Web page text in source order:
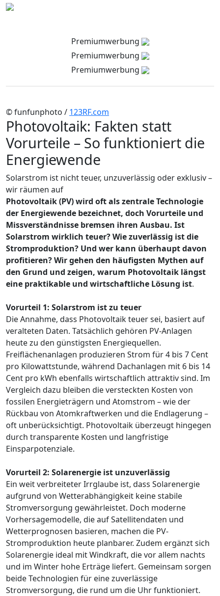
Premiumwerbung
Premiumwerbung
Premiumwerbung
© funfunphoto / 123RF.com
Photovoltaik: Fakten statt
Vorurteile – So funktioniert die
Energiewende
Solarstrom ist nicht teuer, unzuverlässig oder exklusiv –
wir räumen auf
Photovoltaik (PV) wird oft als zentrale Technologie
der Energiewende bezeichnet, doch Vorurteile und
Missverständnisse bremsen ihren Ausbau. Ist
Solarstrom wirklich teuer? Wie zuverlässig ist die
Stromproduktion? Und wer kann überhaupt davon
profitieren? Wir gehen den häufigsten Mythen auf
den Grund und zeigen, warum Photovoltaik längst
eine praktikable und wirtschaftliche Lösung ist.
Vorurteil 1: Solarstrom ist zu teuer
Die Annahme, dass Photovoltaik teuer sei, basiert auf
veralteten Daten. Tatsächlich gehören PV-Anlagen
heute zu den günstigsten Energiequellen.
Freiflächenanlagen produzieren Strom für 4 bis 7 Cent
pro Kilowattstunde, während Dachanlagen mit 6 bis 14
Cent pro kWh ebenfalls wirtschaftlich attraktiv sind. Im
Vergleich dazu bleiben die versteckten Kosten von
fossilen Energieträgern und Atomstrom – wie der
Rückbau von Atomkraftwerken und die Endlagerung –
oft unberücksichtigt. Photovoltaik überzeugt hingegen
durch transparente Kosten und langfristige
Einsparpotenziale.
Vorurteil 2: Solarenergie ist unzuverlässig
Ein weit verbreiteter Irrglaube ist, dass Solarenergie
aufgrund von Wetterabhängigkeit keine stabile
Stromversorgung gewährleistet. Doch moderne
Vorhersagemodelle, die auf Satellitendaten und
Wetterprognosen basieren, machen die PV-
Stromproduktion heute planbarer. Zudem ergänzt sich
Solarenergie ideal mit Windkraft, die vor allem nachts
und im Winter hohe Erträge liefert. Gemeinsam sorgen
beide Technologien für eine zuverlässige
Stromversorgung, die rund um die Uhr funktioniert.